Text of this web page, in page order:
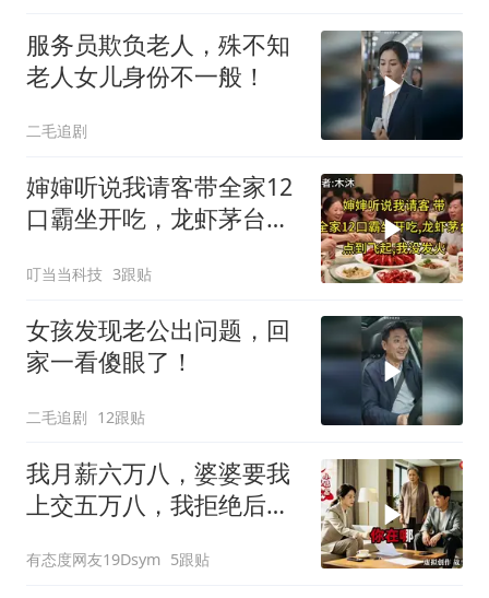
服务员欺负老人，殊不知
老人女儿身份不一般！
二毛追剧
婶婶听说我请客带全家12
口霸坐开吃，龙虾茅台点
叮当当科技 3跟贴
女孩发现老公出问题，回
家一看傻眼了！
二毛追剧 12跟贴
我月薪六万八，婆婆要我
上交五万八，我拒绝后她
离婚
有态度网友19Dsym 5跟贴